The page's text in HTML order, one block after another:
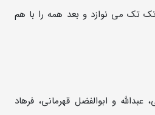
تک تک می نوازد و بعد همه را با هم
و ابوالفضل قهرمانی، فرهاد